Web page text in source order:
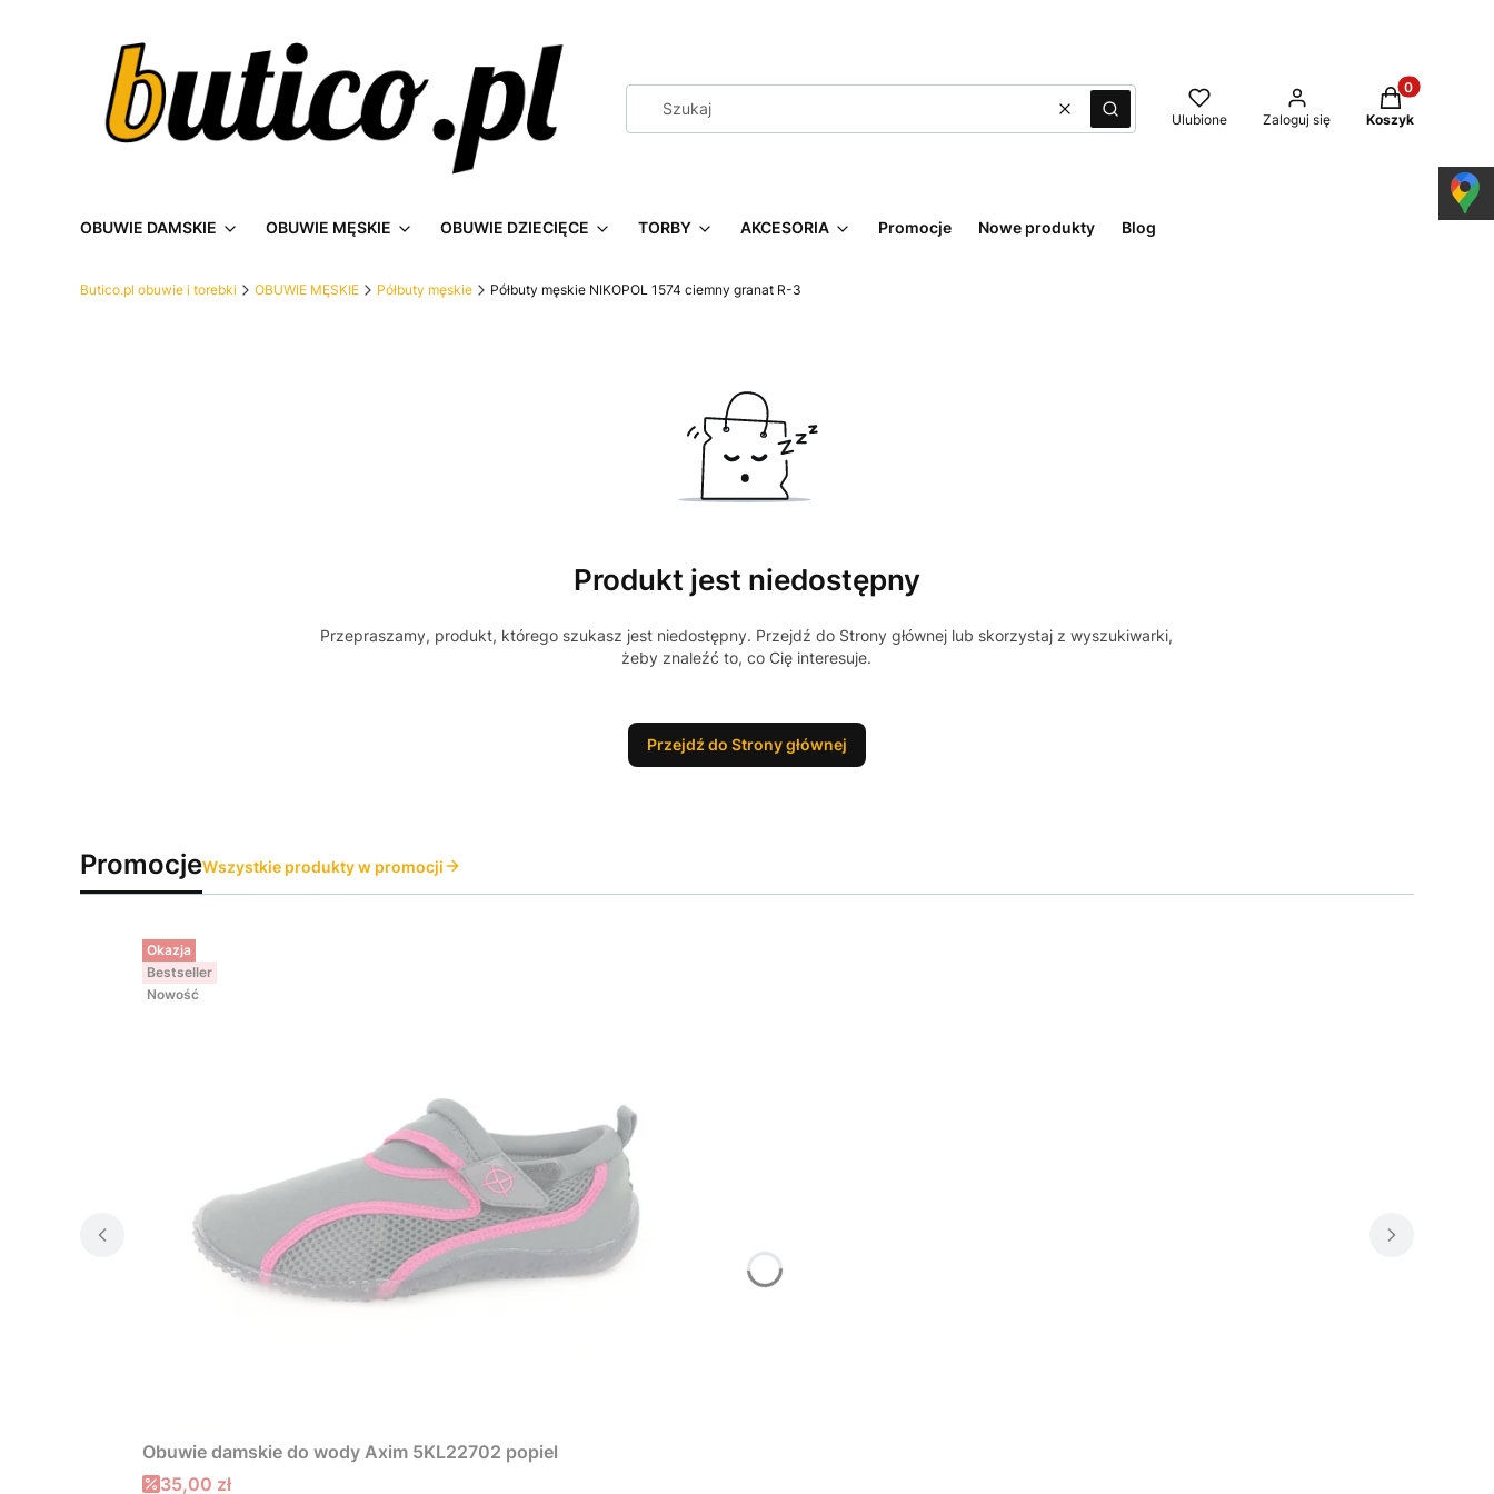
WyczyśćSzukaj Ulubione Zaloguj się
Produkty w
Koszyk
OBUWIE DAMSKIE OBUWIE MĘSKIE OBUWIE DZIECIĘCE TORBY AKCESORIA Promocje Nowe produkty Blog
Butico.pl obuwie i torebki OBUWIE MĘSKIE Półbuty męskie Półbuty męskie NIKOPOL 1574 ciemny granat R-3
Produkt jest niedostępny
Przepraszamy, produkt, którego szukasz jest niedostępny. Przejdź do Strony głównej lub skorzystaj z wyszukiwarki,
żeby znaleźć to, co Cię interesuje.
Przejdź do Strony głównej
PromocjeWszystkie produkty w promocji
Okazja
Bestseller
Nowość
Obuwie damskie do wody Axim 5KL22702 popiel
Cena promocyjna
35,00 zł